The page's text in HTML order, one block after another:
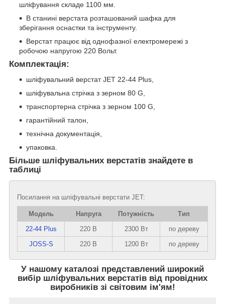
шліфування складе 1100 мм.
В станині верстата розташований шафка для
зберігання оснастки та інструменту.
Верстат працює від однофазної електромережі з
робочою напругою 220 Вольт.
Комплектація:
шліфувальний верстат JET 22-44 Plus,
шліфувальна стрічка з зерном 80 G,
транспортерна стрічка з зерном 100 G,
гарантійний талон,
технічна документація,
упаковка.
Більше шліфувальних верстатів знайдете в
таблиці
Посилання на шліфувальні верстати JET:
Модель Напруга Потужність
Тип
22-44 Plus
220 В 2300 Вт
по дереву
JOSS-S
220 В 1200 Вт по дереву
У нашому каталозі представлений широкий
вибір шліфувальних верстатів від провідних
виробників зі світовим ім'ям!